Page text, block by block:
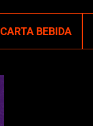
CARTA BEBIDA